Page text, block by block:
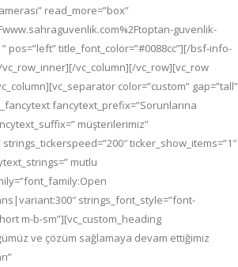
read_more=”box”
guvenlik-
title_font_color=”#0088cc”][/bsf-info-
vc_column][/vc_row][vc_row
color=”custom” gap=”tall”
fancytext_prefix=”Sorunlarına
müşterilerimiz”
ticker_show_items=”1″
mutlu
strings_font_style=”font-
m-b-sm”][vc_custom_heading
ve çözüm sağlamaya devam ettiğimiz